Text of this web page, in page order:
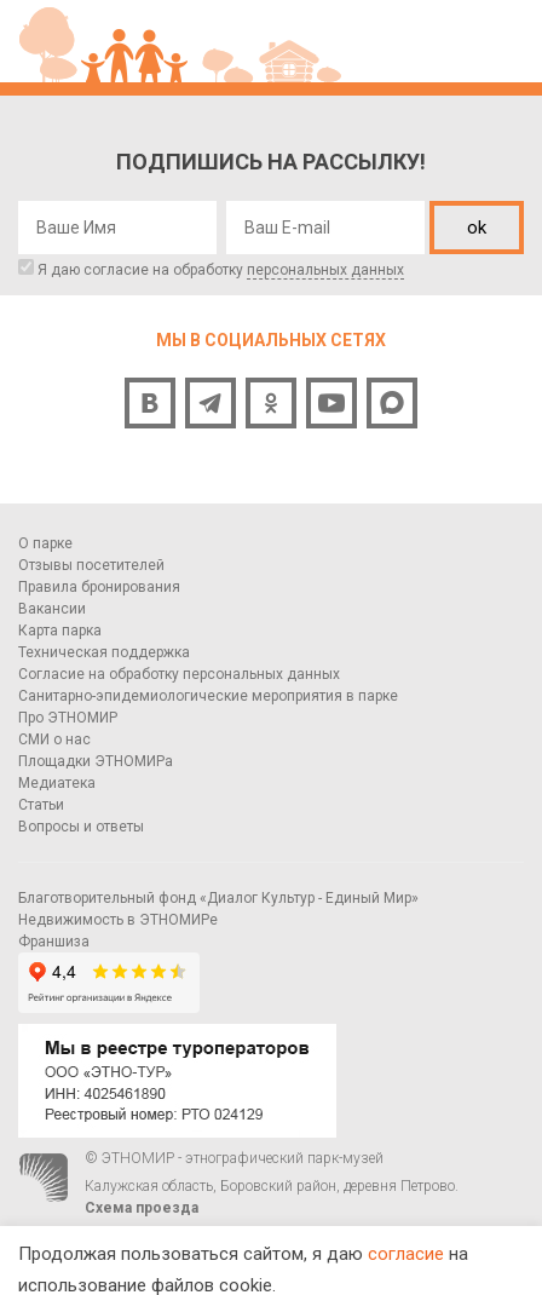
ПОДПИШИСЬ НА РАССЫЛКУ!
ok
Я даю согласие на обработку персональных данных
МЫ В СОЦИАЛЬНЫХ СЕТЯХ
О парке
Отзывы посетителей
Правила бронирования
Вакансии
Карта парка
Техническая поддержка
Согласие на обработку персональных данных
Санитарно-эпидемиологические мероприятия в парке
Про ЭТНОМИР
СМИ о нас
Площадки ЭТНОМИРа
Медиатека
Статьи
Вопросы и ответы
Благотворительный фонд «Диалог Культур - Единый Мир»
Недвижимость в ЭТНОМИРе
Франшиза
© ЭТНОМИР - этнографический парк-музей
Калужская область, Боровский район, деревня Петрово.
Схема проезда
Продолжая пользоваться сайтом, я даю согласие на
использование файлов cookie.